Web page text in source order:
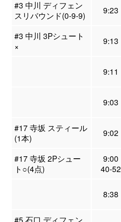
#3 中川 ディフェン
スリバウンド(0-9-9)
9:23
#3 中川 3Pシュート
×
9:13
9:11
9:03
#17 寺坂 スティール
(1本)
9:02
#17 寺坂 2Pシュー
ト○(4点)
9:00
40-52
8:38
#5 石口 ディフェン